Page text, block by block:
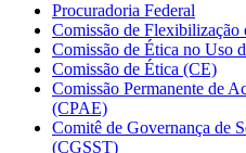
Procuradoria Federal
Comissão de Flexibilização
Comissão de Ética no Uso
Comissão de Ética (CE)
Comissão Permanente de
(CPAE)
Comitê de Governança de
(CGSST)